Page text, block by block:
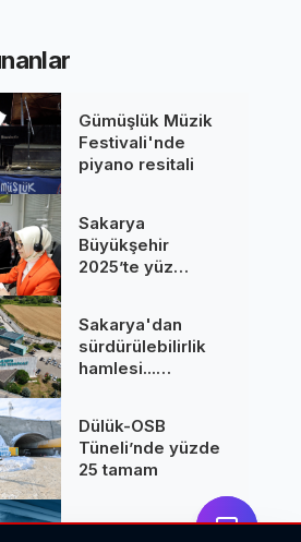
Gümüşlük Müzik
Festivali'nde
piyano resitali
Sakarya
Büyükşehir
2025’te yüz
çağrı cevaplandı
Sakarya'dan
sürdürülebilirlik
hamlesi...
üretiyor
Dülük-OSB
Tüneli’nde yüzde
25 tamam
Savunma